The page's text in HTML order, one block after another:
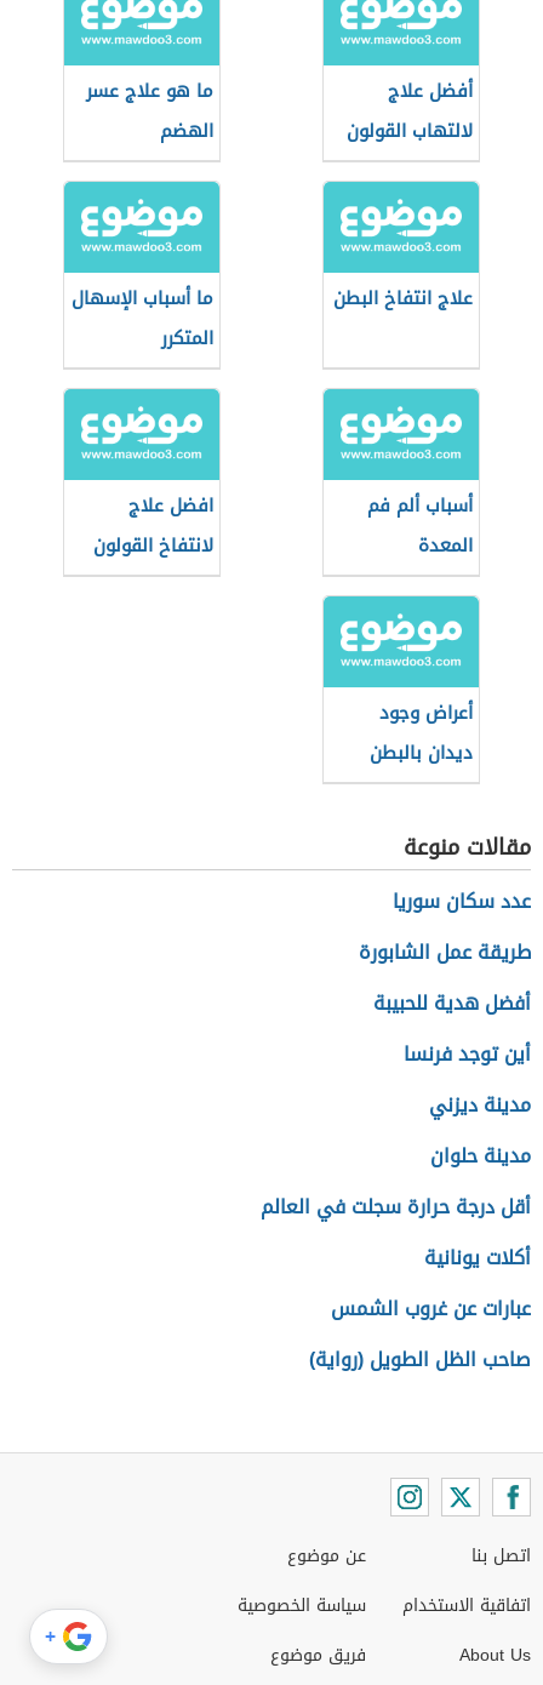
أفضل علاج
لالتهاب القولون
ما هو علاج عسر
الهضم
علاج انتفاخ البطن
ما أسباب الإسهال
المتكرر
أسباب ألم فم
المعدة
افضل علاج
لانتفاخ القولون
أعراض وجود
ديدان بالبطن
مقالات منوعة
عدد سكان سوريا
طريقة عمل الشابورة
أفضل هدية للحبيبة
أين توجد فرنسا
مدينة ديزني
مدينة حلوان
أقل درجة حرارة سجلت في العالم
أكلات يونانية
عبارات عن غروب الشمس
صاحب الظل الطويل (رواية)
اتصل بنا
اتفاقية الاستخدام
About Us
عن موضوع
سياسة الخصوصية
فريق موضوع
+